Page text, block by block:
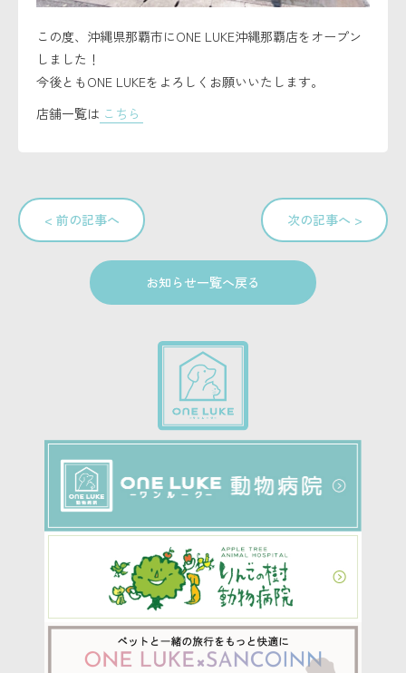
この度、沖縄県那覇市にONE LUKE沖縄那覇店をオープン
しました！
今後ともONE LUKEをよろしくお願いいたします。
店舗一覧は こちら
< 前の記事へ
お知らせ一覧へ戻る
次の記事へ >